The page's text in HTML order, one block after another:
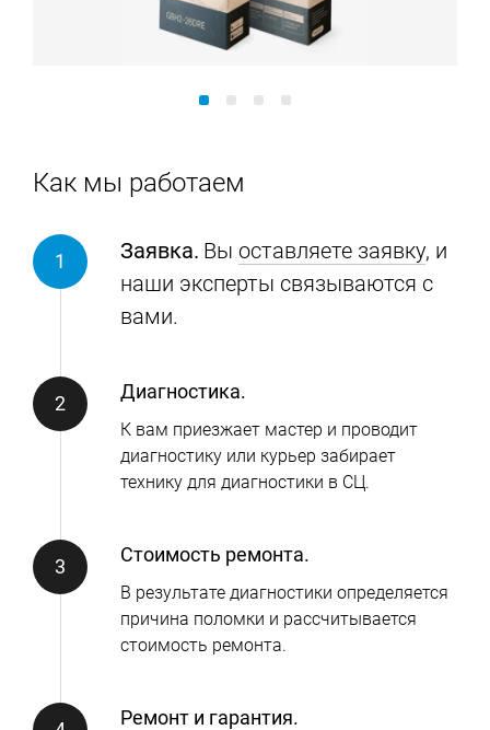
Как мы работаем
Заявка. Вы оставляете заявку, и
наши эксперты связываются с
вами.
Диагностика.
К вам приезжает мастер и проводит
диагностику или курьер забирает
технику для диагностики в СЦ.
Стоимость ремонта.
В результате диагностики определяется
причина поломки и рассчитывается
стоимость ремонта.
Ремонт и гарантия.